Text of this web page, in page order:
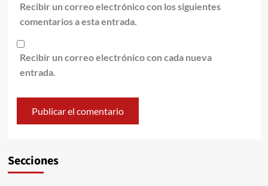
Recibir un correo electrónico con los siguientes
comentarios a esta entrada.
Recibir un correo electrónico con cada nueva
entrada.
Secciones